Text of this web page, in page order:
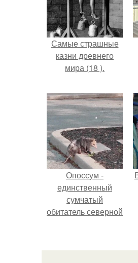
Самые страшные
казни древнего
мира (18 ).
Опоссум -
единственный
сумчатый
обитатель северной